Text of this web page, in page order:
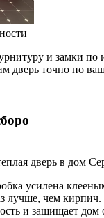
и замки по
дверь точно по
дверь в дом
усилена
лучше, чем кирпич.
и защищает дом